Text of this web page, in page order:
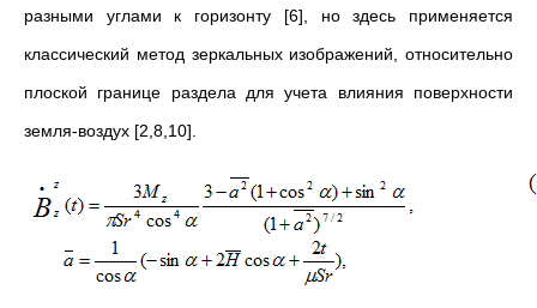
разными углами к горизонту [6], но здесь применяется
классический метод зеркальных изображений, относительно
плоской границе раздела для учета влияния поверхности
земля-воздух [2,8,10].